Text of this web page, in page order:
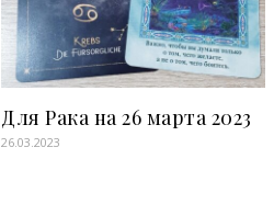
Для Рака на 26 марта 2023
26.03.2023